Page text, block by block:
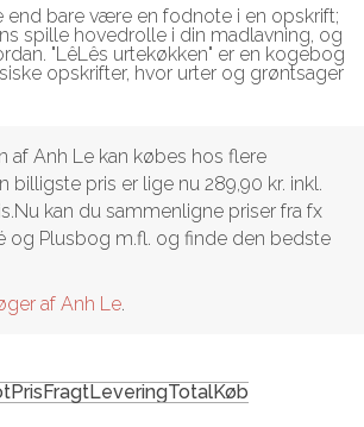
end bare være en fodnote i en opskrift;
spille hovedrolle i din madlavning, og
"LêLês urtekøkken" er en kogebog
opskrifter, hvor urter og grøntsager
af Anh Le kan købes hos flere
billigste pris er lige nu 289,90 kr. inkl.
kan du sammenligne priser fra fx
og Plusbog m.fl. og finde den bedste
af Anh Le
PrisFragtLeveringTotalKøb